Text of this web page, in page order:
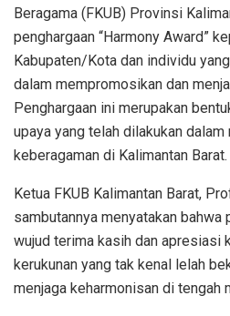
Beragama (FKUB) Provinsi
penghargaan “Harmony Award”
Kabupaten/Kota dan individu
dalam mempromosikan dan
Penghargaan ini merupakan
upaya yang telah dilakukan
keberagaman di Kalimantan Barat.
Ketua FKUB Kalimantan Barat,
sambutannya menyatakan bahwa
wujud terima kasih dan apresiasi
kerukunan yang tak kenal lelah
menjaga keharmonisan di tengah